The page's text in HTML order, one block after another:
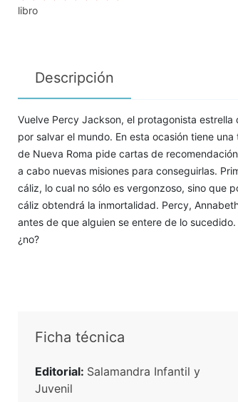
libro
Descripción
Vuelve Percy Jackson, el protagonista
por salvar el mundo. En esta ocasión tiene
de Nueva Roma pide cartas de
a cabo nuevas misiones para conseguirlas.
cáliz, lo cual no sólo es vergonzoso, sino que
cáliz obtendrá la inmortalidad. Percy,
antes de que alguien se entere de lo
¿no?
Ficha técnica
Editorial: Salamandra Infantil y
Juvenil